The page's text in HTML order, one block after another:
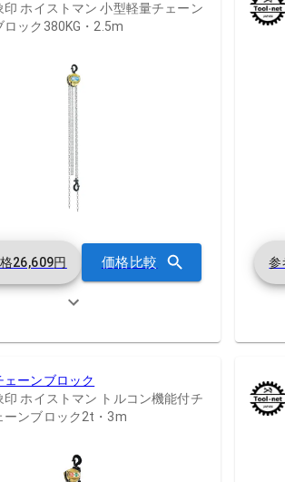
印 ホイストマン 小型軽量チェーン
ロック380KG・2.5m
26,609円 価格比較 参
ェーンブロック
印 ホイストマン トルコン機能付チ
ーンブロック2t・3m